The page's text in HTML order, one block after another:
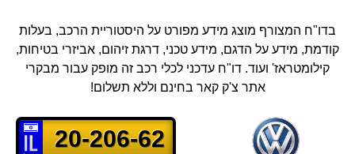
בדו"ח המצורף מוצג מידע מפורט על היסטוריית הרכב, בעלות
קודמת, מידע על הדגם, מידע טכני, דרגת זיהום, אביזרי בטיחות,
קילומטראז' ועוד. דו"ח עדכני לכלי רכב זה מופק עבור מבקרי
אתר צ'ק קאר בחינם וללא תשלום!
20-206-62